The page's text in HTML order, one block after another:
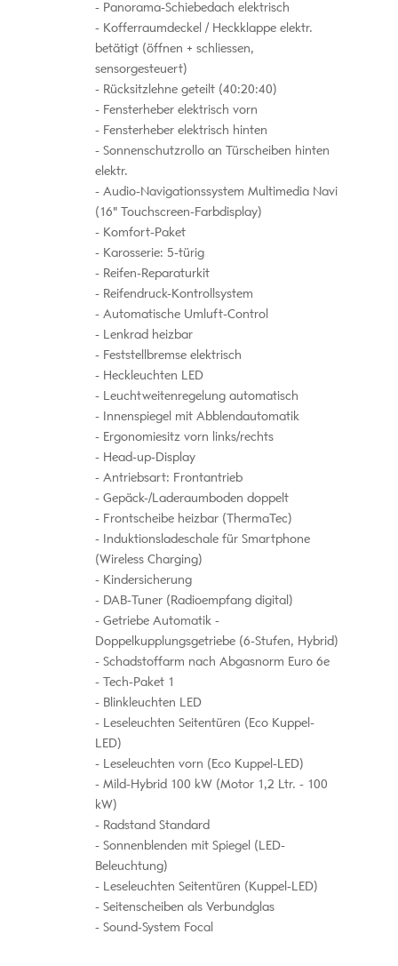
Panorama-Schiebedach elektrisch
Kofferraumdeckel / Heckklappe elektr.
betätigt (öffnen + schliessen,
sensorgesteuert)
Rücksitzlehne geteilt (40:20:40)
Fensterheber elektrisch vorn
Fensterheber elektrisch hinten
Sonnenschutzrollo an Türscheiben hinten
elektr.
Audio-Navigationssystem Multimedia Navi
(16" Touchscreen-Farbdisplay)
Komfort-Paket
Karosserie: 5-türig
Reifen-Reparaturkit
Reifendruck-Kontrollsystem
Automatische Umluft-Control
Lenkrad heizbar
Feststellbremse elektrisch
Heckleuchten LED
Leuchtweitenregelung automatisch
Innenspiegel mit Abblendautomatik
Ergonomiesitz vorn links/rechts
Head-up-Display
Antriebsart: Frontantrieb
Gepäck-/Laderaumboden doppelt
Frontscheibe heizbar (ThermaTec)
Induktionsladeschale für Smartphone
(Wireless Charging)
Kindersicherung
DAB-Tuner (Radioempfang digital)
Getriebe Automatik -
Doppelkupplungsgetriebe (6-Stufen, Hybrid)
Schadstoffarm nach Abgasnorm Euro 6e
Tech-Paket 1
Blinkleuchten LED
Leseleuchten Seitentüren (Eco Kuppel-
LED)
Leseleuchten vorn (Eco Kuppel-LED)
Mild-Hybrid 100 kW (Motor 1,2 Ltr. - 100
kW)
Radstand Standard
Sonnenblenden mit Spiegel (LED-
Beleuchtung)
Leseleuchten Seitentüren (Kuppel-LED)
Seitenscheiben als Verbundglas
Sound-System Focal